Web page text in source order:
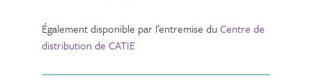
Également disponible par l’entremise du Centre de
distribution de CATIE